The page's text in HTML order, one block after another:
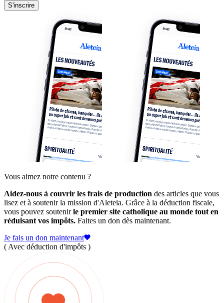
S'inscrire
Vous aimez notre contenu ?
Aidez-nous à couvrir les frais de production des articles que vous
lisez et à soutenir la mission d'Aleteia. Grâce à la déduction fiscale,
vous pouvez soutenirle premier site catholique au monde tout en
réduisant vos impôts. Faites un don dès maintenant.
Je fais un don maintenant
( Avec déduction d'impôts )